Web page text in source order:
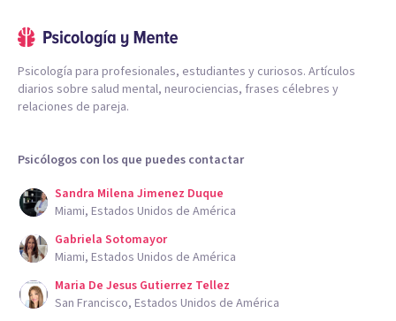
Psicología para profesionales, estudiantes y curiosos. Artículos
diarios sobre salud mental, neurociencias, frases célebres y
relaciones de pareja.
Psicólogos con los que puedes contactar
Sandra Milena Jimenez Duque
Miami, Estados Unidos de América
Gabriela Sotomayor
Miami, Estados Unidos de América
Maria De Jesus Gutierrez Tellez
San Francisco, Estados Unidos de América